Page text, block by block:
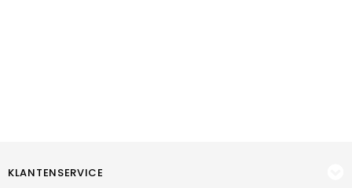
KLANTENSERVICE